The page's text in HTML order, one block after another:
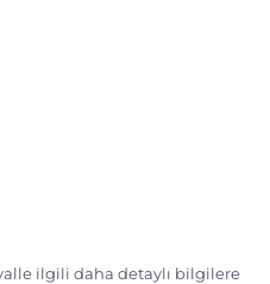
ilgili daha detaylı bilgilere